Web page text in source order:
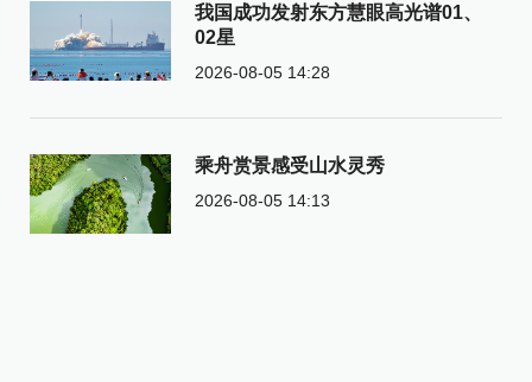
我国成功发射东方慧眼高光谱01、
02星
2026-08-05 14:28
乘舟赏景感受山水灵秀
2026-08-05 14:13